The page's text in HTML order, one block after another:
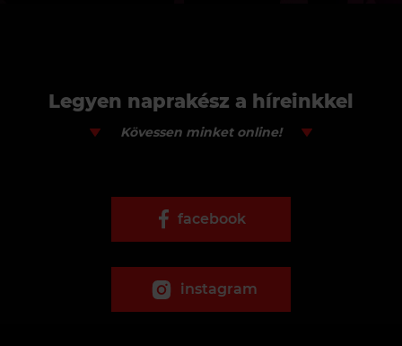
Legyen naprakész a híreinkkel
Kövessen minket online!
facebook
instagram